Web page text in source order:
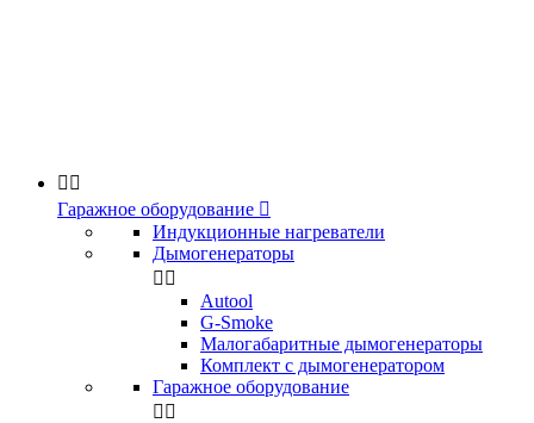
 
Гаражное оборудование 
Индукционные нагреватели
Дымогенераторы
 
Аutool
G-Smoke
Малогабаритные дымогенераторы
Комплект с дымогенератором
Гаражное оборудование
 